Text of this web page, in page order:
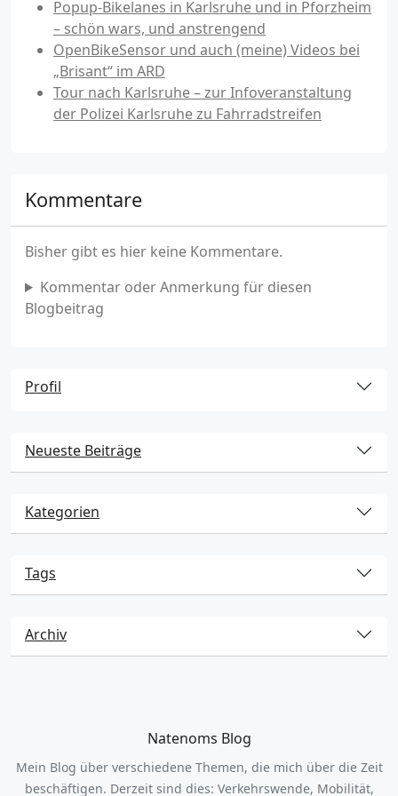
Popup-Bikelanes in Karlsruhe und in Pforzheim
– schön wars, und anstrengend
OpenBikeSensor und auch (meine) Videos bei
„Brisant“ im ARD
Tour nach Karlsruhe – zur Infoveranstaltung
der Polizei Karlsruhe zu Fahrradstreifen
Kommentare
Bisher gibt es hier keine Kommentare.
Kommentar oder Anmerkung für diesen
Blogbeitrag
Profil
Neueste Beiträge
Kategorien
Tags
Archiv
Natenoms Blog
Mein Blog über verschiedene Themen, die mich über die Zeit
beschäftigen. Derzeit sind dies: Verkehrswende, Mobilität,